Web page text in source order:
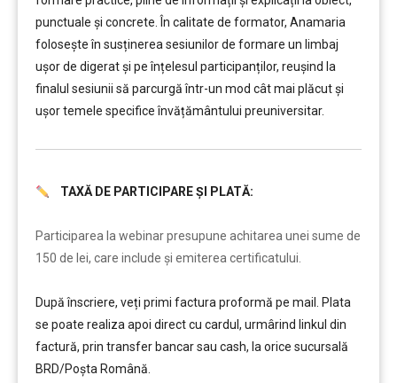
punctuale și concrete. În calitate de formator, Anamaria
folosește în susținerea sesiunilor de formare un limbaj
ușor de digerat și pe înțelesul participanților, reușind la
finalul sesiunii să parcurgă într-un mod cât mai plăcut și
ușor temele specifice învățământului preuniversitar.
TAXĂ DE PARTICIPARE ȘI PLATĂ:
Participarea la webinar presupune achitarea unei sume de
150 de lei, care include şi emiterea certificatului.
După înscriere, veți primi factura proformă pe mail. Plata
se poate realiza apoi direct cu cardul, urmârind linkul din
factură, prin transfer bancar sau cash, la orice sucursală
BRD/Poșta Română.